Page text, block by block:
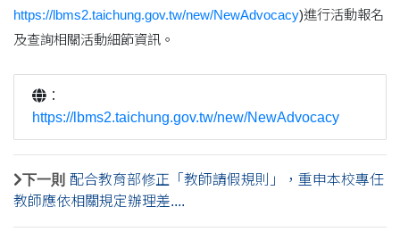
https://lbms2.taichung.gov.tw/new/NewAdvocacy)進行活動報名
及查詢相關活動細節資訊。
：
https://lbms2.taichung.gov.tw/new/NewAdvocacy
下一則 配合教育部修正「教師請假規則」，重申本校專任
教師應依相關規定辦理差....